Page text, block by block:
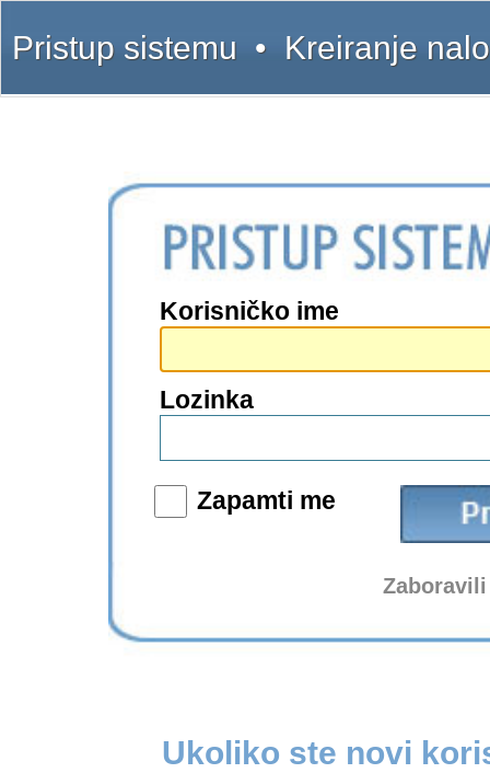
Pristup sistemu • Kreiranje
Korisničko ime
Lozinka
Zapamti me
Ukoliko ste novi